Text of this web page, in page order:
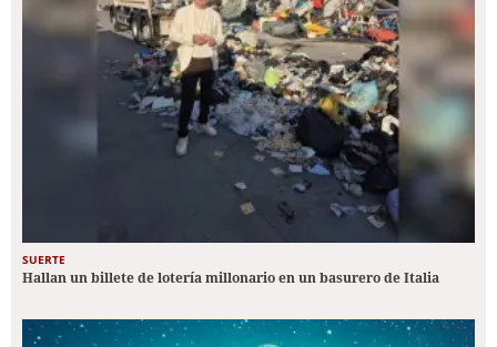
SUERTE
Hallan un billete de lotería millonario en un basurero de Italia